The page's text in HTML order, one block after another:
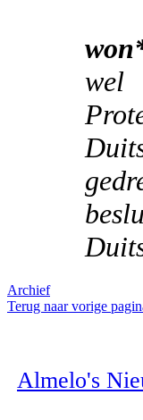
wel
Archief
Terug naar vorige
Almelo's